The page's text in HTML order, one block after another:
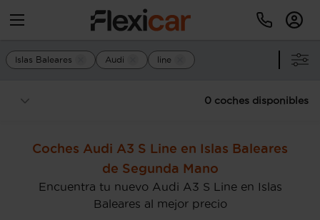
Islas Baleares Audi line
0 coches disponibles
Coches Audi A3 S Line en Islas Baleares
de Segunda Mano
Encuentra tu nuevo Audi A3 S Line en Islas
Baleares al mejor precio